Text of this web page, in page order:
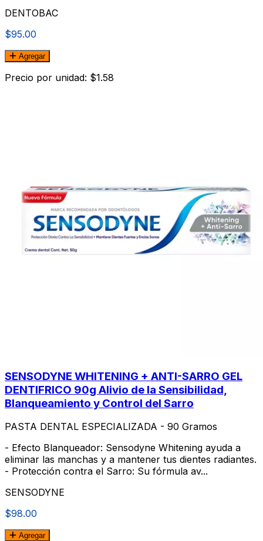
DENTOBAC
$95.00
Agregar
Precio por unidad: $1.58
SENSODYNE WHITENING + ANTI-SARRO GEL
DENTIFRICO 90g Alivio de la Sensibilidad,
Blanqueamiento y Control del Sarro
PASTA DENTAL ESPECIALIZADA - 90 Gramos
- Efecto Blanqueador: Sensodyne Whitening ayuda a
eliminar las manchas y a mantener tus dientes radiantes.
- Protección contra el Sarro: Su fórmula av...
SENSODYNE
$98.00
Agregar